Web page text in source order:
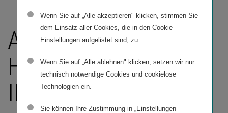
ANSCHRIFT –
HINWEISE –
IMPRESSUM
Wenn Sie auf „Alle akzeptieren" klicken, stimmen Sie
dem Einsatz aller Cookies, die in den Cookie
Einstellungen aufgelistet sind, zu.
Wenn Sie auf „Alle ablehnen" klicken, setzen wir nur
technisch notwendige Cookies und cookielose
Technologien ein.
Sie können Ihre Zustimmung in „Einstellungen